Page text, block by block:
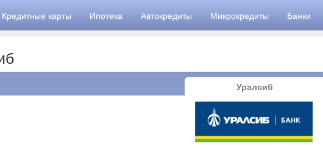
Кредитные карты Ипотека Автокредиты Микрокредиты Банки
Уралсиб